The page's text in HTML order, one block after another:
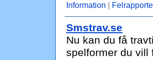
Information |
Smstrav.se
Nu kan du få
spelformer du vill